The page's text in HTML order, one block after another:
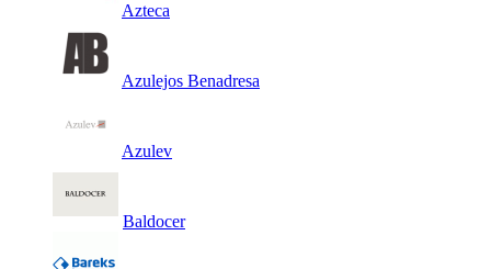
Azteca
Azulejos Benadresa
Azulev
Baldocer